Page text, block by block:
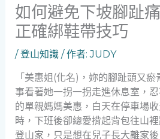
如何避免下坡腳趾
正確綁鞋帶技巧
/登山知識/ 作者:JUDY
「美惠姐(化名)，妳的腳趾頭又
事看著她一拐一拐走進休息室，
的單親媽媽美惠，白天在停車場
時，下班後卻總愛揹起背包往山
登山家，只是想在兒子長大離家